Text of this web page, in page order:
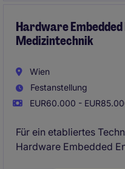
und termingerecht
Hardware Embedded
Medizintechnik
Wien
Festanstellung
EUR60.000 -
Für ein etabliertes
Hardware Embedded